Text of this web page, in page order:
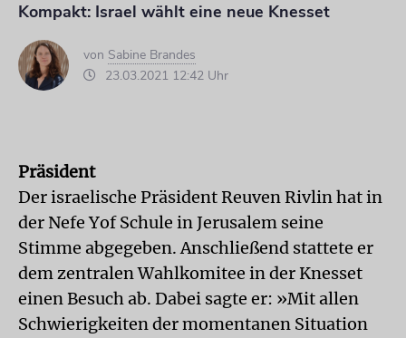
Kompakt: Israel wählt eine neue Knesset
von Sabine Brandes
23.03.2021 12:42 Uhr
Präsident
Der israelische Präsident Reuven Rivlin hat in
der Nefe Yof Schule in Jerusalem seine
Stimme abgegeben. Anschließend stattete er
dem zentralen Wahlkomitee in der Knesset
einen Besuch ab. Dabei sagte er: »Mit allen
Schwierigkeiten der momentanen Situation